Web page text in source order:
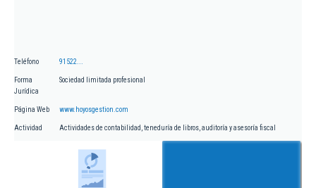
Teléfono 91522...
Forma
Jurídica
Sociedad limitada profesional
Página Web www.hoyosgestion.com
Actividad Actividades de contabilidad, teneduría de libros, auditoría y asesoría fiscal